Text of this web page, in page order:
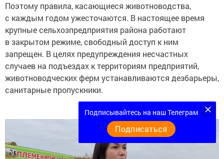
Поэтому правила, касающиеся животноводства,
с каждым годом ужесточаются. В настоящее время
крупные сельхозпредприятия района работают
в закрытом режиме, свободный доступ к ним
запрещен. В целях предупреждения несчастных
случаев на подъездах к территориям предприятий,
животноводческих ферм устанавливаются дезбарьеры,
санитарные пропускники.
Подписывайтесь на наш Телеграм
Подписаться